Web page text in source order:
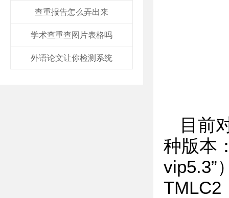
查重报告怎么弄出来
学术查重查图片表格吗
外语论文让你检测系统
目前
种版本
vip5.3”
TMLC2